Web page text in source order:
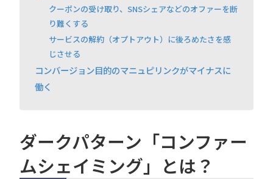
クーポンの受け取り、SNSシェアなどのオファーを断
り難くする
サービスの解約（オプトアウト）に後ろめたさを感
じさせる
コンバージョン目的のマニュピリンクがマイナスに
働く
ダークパターン「コンファー
ムシェイミング」とは？